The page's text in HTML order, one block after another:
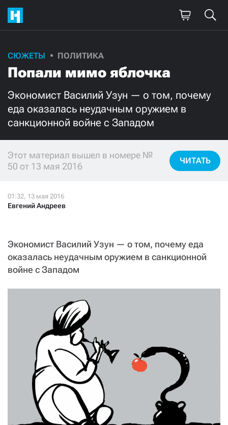
СЮЖЕТЫ ПОЛИТИКА
Попали мимо яблочка
Экономист Василий Узун — о том, почему
еда оказалась неудачным оружием в
санкционной войне с Западом
Этот материал вышел в номере №
50 от 13 мая 2016
ЧИТАТЬ
Евгений Андреев
Экономист Василий Узун — о том, почему еда
оказалась неудачным оружием в санкционной
войне с Западом
Поддержите
нашу работу!
Ежемесячно Разово
3000
500
Нажимая кнопку «Стать соучастником»,
ПОДЕЛИТЬСЯ С ДРУЗЬЯМИ
Если у вас есть вопросы, пишите
звоните: